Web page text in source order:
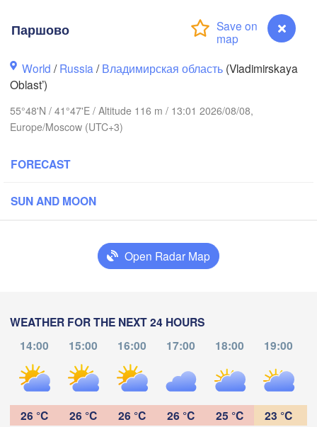
Паршово
World /Russia /Владимирская область (Vladimirskaya
Oblast’)
55°48'N / 41°47'E / Altitude 116 m / 13:01 2026/08/08,
Europe/Moscow (UTC+3)
FORECAST
SUN AND MOON
Open Radar Map
WEATHER FOR THE NEXT 24 HOURS
14:00
15:00 16:00 17:00 18:00 19:00
26 °C 26 °C 26 °C 26 °C 25 °C 23 °C
Нижний Новгород
(Yaroslavl)
Череповец
(Cherepovets)
(Ryazan)
Тула
Саранск